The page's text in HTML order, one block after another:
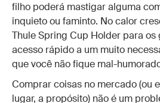
filho poderá mastigar alguma
inquieto ou faminto. No calor
Thule Spring Cup Holder para os
acesso rápido a um muito
que você não fique mal-
Comprar coisas no mercado (ou
lugar, a propósito) não é um